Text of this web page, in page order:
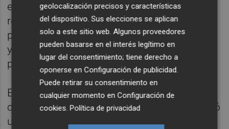
esfera de lo público. No es extraño que la
reflexión no sólo sobre el nivel de los
políticos, sino también sobre sus conductas
y comportamientos, haya sido objeto de
preocupación desde hace años.
En 1994, a raíz de varios escándalos de
corrupción, el primer ministro inglés encargó
un comité para la fijación de normas de
geolocalización precisos y características
del dispositivo. Sus elecciones se aplican
solo a este sitio web. Algunos proveedores
pueden basarse en el interés legítimo en
lugar del consentimiento; tiene derecho a
oponerse enConfiguración de publicidad
Puede retirar su consentimiento en
cualquier momento enConfiguración de
cookies .Política de privacidad